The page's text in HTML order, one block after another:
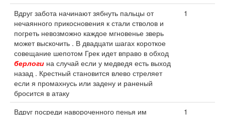
Вдруг забота начинают зябнуть пальцы от
нечаянного прикосновения к стали стволов и
погреть невозможно каждое мгновенье зверь
может выскочить . В двадцати шагах короткое
совещание шепотом Грек идет вправо в обход
берлоги на случай если у медведя есть выход
назад . Крестный становится влево стреляет
если я промахнусь или задену и раненый
бросится в атаку
1
Вдруг посреди навороченного пенья им 1